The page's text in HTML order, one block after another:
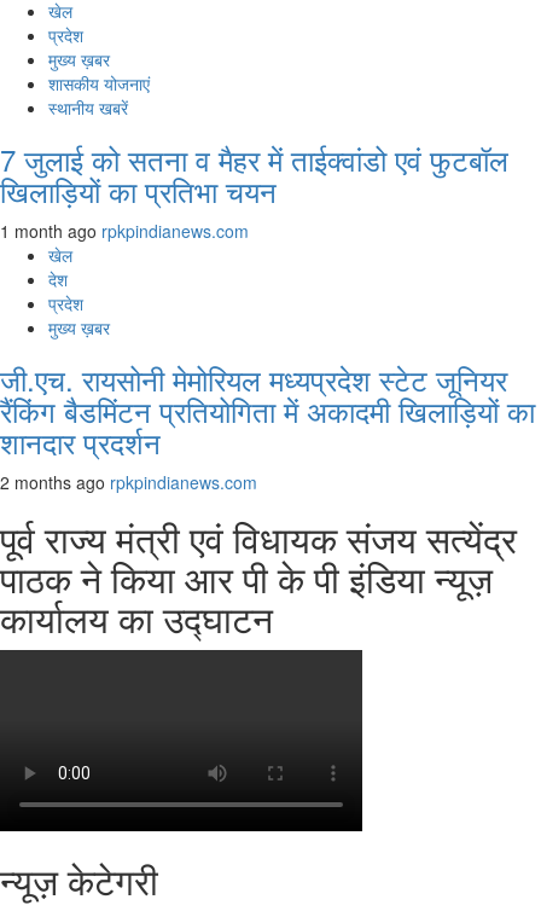
खेल
प्रदेश
मुख्य ख़बर
शासकीय योजनाएं
स्थानीय खबरें
7 जुलाई को सतना व मैहर में ताईक्वांडो एवं फुटबॉल
खिलाड़ियों का प्रतिभा चयन
1 month ago rpkpindianews.com
खेल
देश
प्रदेश
मुख्य ख़बर
जी.एच. रायसोनी मेमोरियल मध्यप्रदेश स्टेट जूनियर
रैंकिंग बैडमिंटन प्रतियोगिता में अकादमी खिलाड़ियों का
शानदार प्रदर्शन
2 months ago rpkpindianews.com
पूर्व राज्य मंत्री एवं विधायक संजय सत्येंद्र
पाठक ने किया आर पी के पी इंडिया न्यूज़
कार्यालय का उद्घाटन
न्यूज़ केटेगरी